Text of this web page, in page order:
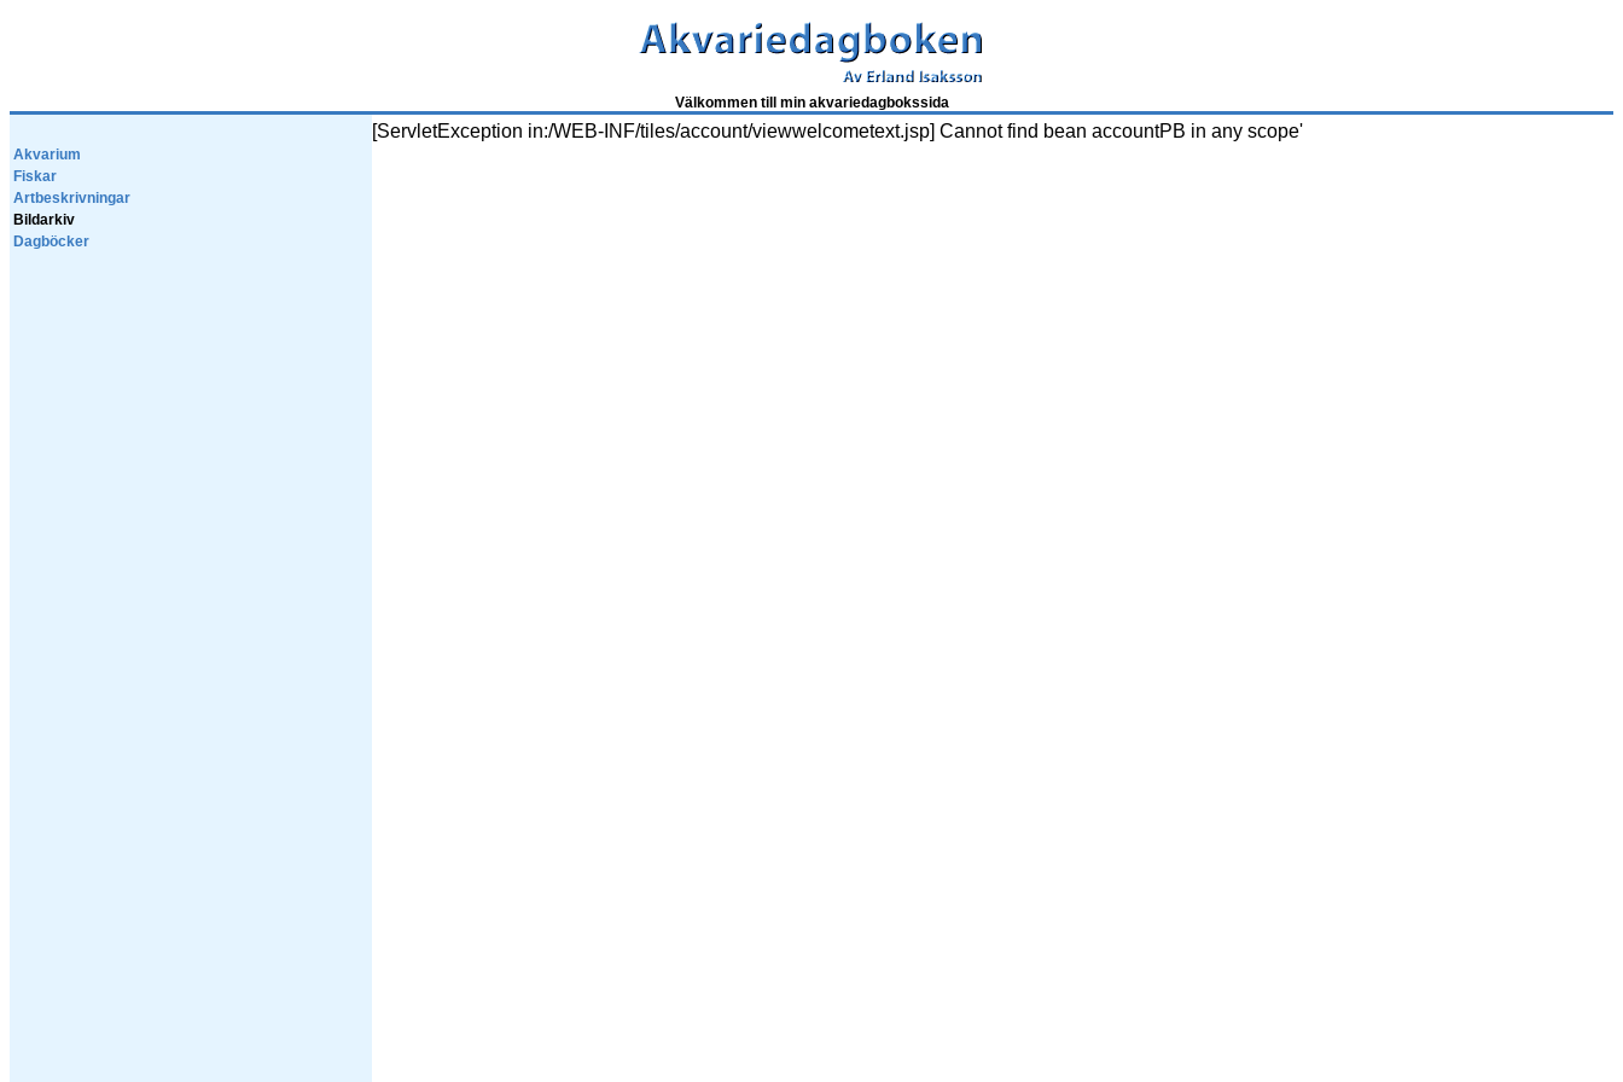
Välkommen till min akvariedagbokssida
Akvarium
Fiskar
Artbeskrivningar
Bildarkiv
Dagböcker
[ServletException in:/WEB-INF/tiles/account/viewwelcometext.jsp] Cannot find bean accountPB in any scope'